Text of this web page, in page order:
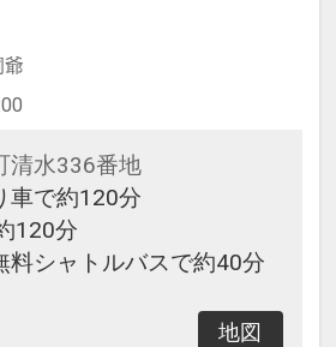
爺
清水336番地
車で約120分
120分
料シャトルバスで約40分
地図